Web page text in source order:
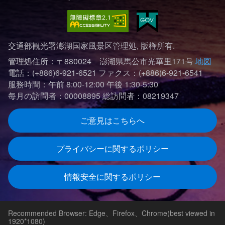
交通部観光署澎湖国家風景区管理処, 版権所有.
管理処住所：〒880024 澎湖県馬公市光華里171号地図
電話：(+886)6-921-6521 ファクス：(+886)6-921-6541
服務時間：午前 8:00-12:00 午後 1:30-5:30
每月の訪問者：00008895総訪問者：08219347
ご意見はこちらへ
プライバシーに関するポリシー
情報安全に関するポリシー
Recommended Browser: Edge、Firefox、Chrome(best viewed in
1920*1080)